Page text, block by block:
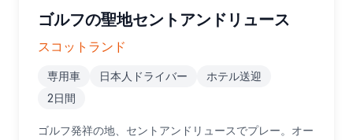
ゴルフの聖地セントアンドリュース
スコットランド
専用車 日本人ドライバー
ホテル送迎
2日間
ゴルフ発祥の地、セントアンドリュースでプレー。オー